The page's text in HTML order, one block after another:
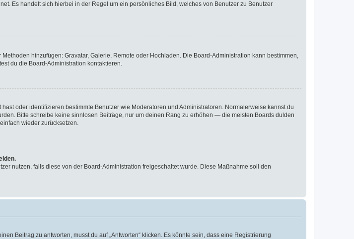
Es handelt sich hierbei in der Regel um ein persönliches Bild, welches von Benutzer zu Benutzer
hinzufügen: Gravatar, Galerie, Remote oder Hochladen. Die Board-Administration kann bestimmen,
du die Board-Administration kontaktieren.
oder identifizieren bestimmte Benutzer wie Moderatoren und Administratoren. Normalerweise kannst du
Bitte schreibe keine sinnlosen Beiträge, nur um deinen Rang zu erhöhen — die meisten Boards dulden
wieder zurücksetzen.
nutzen, falls diese von der Board-Administration freigeschaltet wurde. Diese Maßnahme soll den
Beitrag zu antworten, musst du auf „Antworten“ klicken. Es könnte sein, dass eine Registrierung